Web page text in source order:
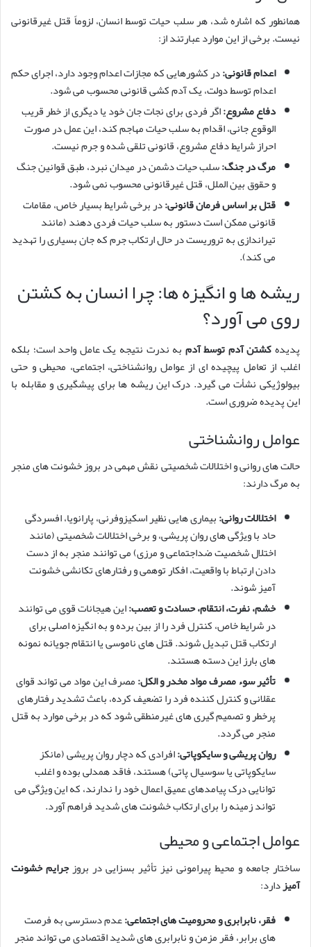
همانطور که اشاره شد، هر سلب حیات توسط انسان، لزوماً قتل غیرقانونی
نیست. برخی از این موارد عبارتند از:
اعدام قانونی:در کشورهایی که مجازات اعدام وجود دارد، اجرای حکم
اعدام توسط دولت، یک آدم کشی قانونی محسوب می شود.
دفاع مشروع:اگر فردی برای نجات جان خود یا دیگری از خطر قریب
الوقوع جانی، اقدام به سلب حیات مهاجم کند، این عمل در صورت
احراز شرایط دفاع مشروع، قانونی تلقی شده و جرم نیست.
مرگ در جنگ:سلب حیات دشمن در میدان نبرد، طبق قوانین جنگ
و حقوق بین الملل، قتل غیرقانونی محسوب نمی شود.
قتل بر اساس فرمان قانونی:در برخی شرایط بسیار خاص، مقامات
قانونی ممکن است دستور به سلب حیات فردی دهند (مانند
تیراندازی به تروریست در حال ارتکاب جرم که جان بسیاری را تهدید
می کند).
ریشه ها و انگیزه ها: چرا انسان به کشتن
روی می آورد؟
پدیدهکشتن آدم توسط آدم به ندرت نتیجه یک عامل واحد است؛ بلکه
اغلب از تعامل پیچیده ای از عوامل روانشناختی، اجتماعی، محیطی و حتی
بیولوژیکی نشأت می گیرد. درک این ریشه ها برای پیشگیری و مقابله با
این پدیده ضروری است.
عوامل روانشناختی
حالت های روانی و اختلالات شخصیتی نقش مهمی در بروز خشونت های منجر
به مرگ دارند:
اختلالات روانی:بیماری هایی نظیر اسکیزوفرنی، پارانویا، افسردگی
حاد با ویژگی های روان پریشی، و برخی اختلالات شخصیتی (مانند
اختلال شخصیت ضداجتماعی و مرزی) می توانند منجر به از دست
دادن ارتباط با واقعیت، افکار توهمی و رفتارهای تکانشی خشونت
آمیز شوند.
خشم، نفرت، انتقام، حسادت و تعصب:این هیجانات قوی می توانند
در شرایط خاص، کنترل فرد را از بین برده و به انگیزه اصلی برای
ارتکاب قتل تبدیل شوند. قتل های ناموسی یا انتقام جویانه نمونه
های بارز این دسته هستند.
تأثیر سوء مصرف مواد مخدر و الکل:مصرف این مواد می تواند قوای
عقلانی و کنترل کننده فرد را تضعیف کرده، باعث تشدید رفتارهای
پرخطر و تصمیم گیری های غیرمنطقی شود که در برخی موارد به قتل
منجر می گردد.
روان پریشی و سایکوپاتی:افرادی که دچار روان پریشی (مانکز
سایکوپاتی یا سوسیال پاتی) هستند، فاقد همدلی بوده و اغلب
توانایی درک پیامدهای عمیق اعمال خود را ندارند، که این ویژگی می
تواند زمینه را برای ارتکاب خشونت های شدید فراهم آورد.
عوامل اجتماعی و محیطی
ساختار جامعه و محیط پیرامونی نیز تأثیر بسزایی در بروزجرایم خشونت
آمیزدارد:
فقر، نابرابری و محرومیت های اجتماعی:عدم دسترسی به فرصت
های برابر، فقر مزمن و نابرابری های شدید اقتصادی می تواند منجر